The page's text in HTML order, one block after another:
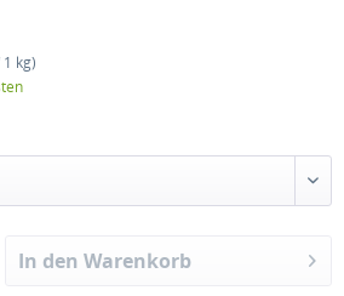
kg)
In den Warenkorb